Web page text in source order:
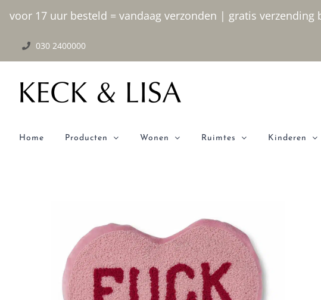
voor 17 uur besteld = vandaag verzonden | gratis
inhoud
030 2400000
Home Producten Wonen Ruimtes Kinderen